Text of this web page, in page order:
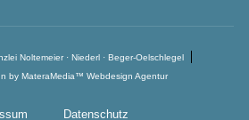
Noltemeier · Niederl · Beger-Oelschlegel
by MateraMedia™ Webdesign Agentur
Datenschutz